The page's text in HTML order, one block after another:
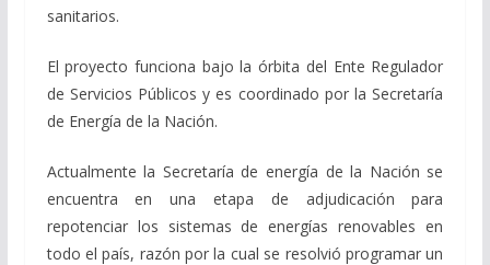
sanitarios.
El proyecto funciona bajo la órbita del Ente Regulador
de Servicios Públicos y es coordinado por la Secretaría
de Energía de la Nación.
Actualmente la Secretaría de energía de la Nación se
encuentra en una etapa de adjudicación para
repotenciar los sistemas de energías renovables en
todo el país, razón por la cual se resolvió programar un